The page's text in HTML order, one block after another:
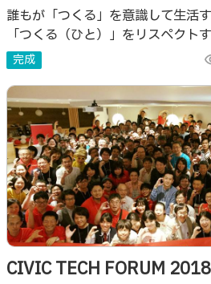
誰もが「つくる」を意識して生活
「つくる（ひと）」をリスペクト
完成
CIVIC TECH FORUM 2018